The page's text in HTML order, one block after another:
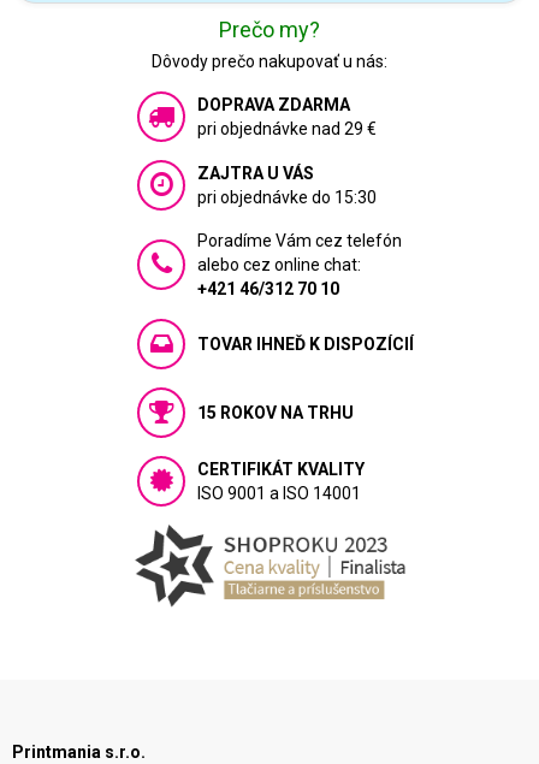
Prečo my?
Dôvody prečo nakupovať u nás:
DOPRAVA ZDARMA
pri objednávke nad 29 €
ZAJTRA U VÁS
pri objednávke do 15:30
Poradíme Vám cez telefón
alebo cez online chat:
+421 46/312 70 10
TOVAR IHNEĎ K DISPOZÍCIÍ
15 ROKOV NA TRHU
CERTIFIKÁT KVALITY
ISO 9001 a ISO 14001
Printmania s.r.o.